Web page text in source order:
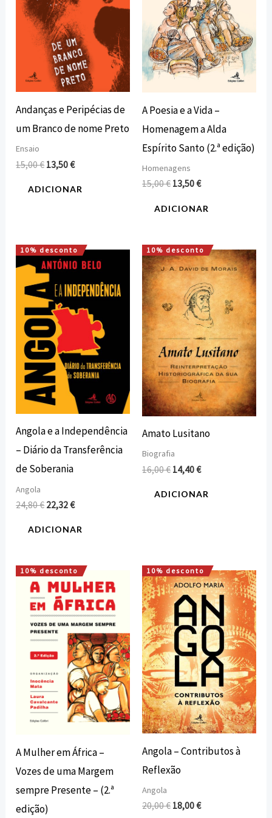
Andanças e Peripécias de
um Branco de nome Preto
Ensaio
15,00€ 13,50€
ADICIONAR
A Poesia e a Vida –
Homenagem a Alda
Espírito Santo (2.ª edição)
Homenagens
15,00€ 13,50€
ADICIONAR
10% desconto
Angola e a Independência
– Diário da Transferência
de Soberania
Angola
24,80€
O
preço
original
era:
24,80 €.
22,32€
O
preço
é:
22,32 €.
ADICIONAR
10% desconto
Amato Lusitano
Biografia
16,00€
O
preço
original
era:
16,00 €.
14,40€
O
preço
atual
é:
14,40 €.
ADICIONAR
10% desconto
A Mulher em África –
Vozes de uma Margem
sempre Presente – (2.ª
edição)
O
preço
original
era:
23,10 €.
O
preço
atual
é:
20,79 €.
10% desconto
Angola – Contributos à
Reflexão
Angola
20,00€
O
preço
original
era:
20,00 €.
18,00€
O
preço
atual
é:
18,00 €.